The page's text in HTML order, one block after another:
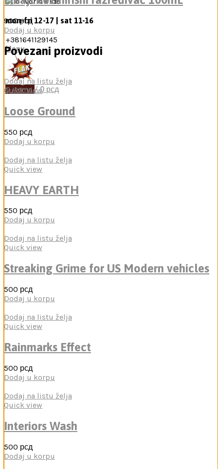
mon-fri 12-17 | sat 11-16
+381641129145
Menu
0items/ 0 рсд
900рсд
Dodaj u korpu
Povezani proizvodi
Dodaj na listu želja
Quick view
Loose Ground
550 рсд
Dodaj u korpu
Dodaj na listu želja
Quick view
HEAVY EARTH
550 рсд
Dodaj u korpu
Dodaj na listu želja
Quick view
Streaking Grime for US Modern vehicles
500 рсд
Dodaj u korpu
Dodaj na listu želja
Quick view
Rainmarks Effect
500 рсд
Dodaj u korpu
Dodaj na listu želja
Quick view
Interiors Wash
500 рсд
Dodaj u korpu